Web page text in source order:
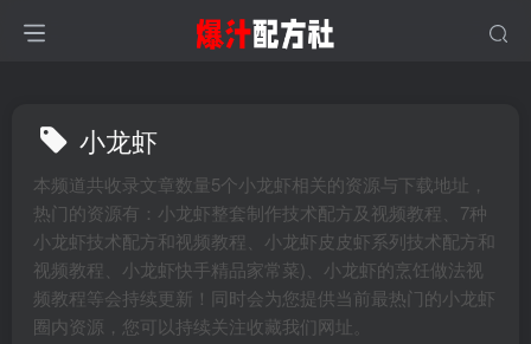
小龙虾
本频道共收录文章数量5个小龙虾相关的资源与下载地址，
热门的资源有：小龙虾整套制作技术配方及视频教程、7种
小龙虾技术配方和视频教程、小龙虾皮皮虾系列技术配方和
视频教程、小龙虾快手精品家常菜)、小龙虾的烹饪做法视
频教程等会持续更新！同时会为您提供当前最热门的小龙虾
圈内资源，您可以持续关注收藏我们网址。